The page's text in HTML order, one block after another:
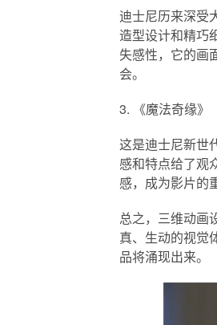
迪士尼历来深受
造型设计和精巧
失感性，它的画
会。
3. 《魔法奇缘》
这是迪士尼新世
感和特点给了观
感，成为影片的
总之，三维动画
真、生动的视觉
品将涌现出来。